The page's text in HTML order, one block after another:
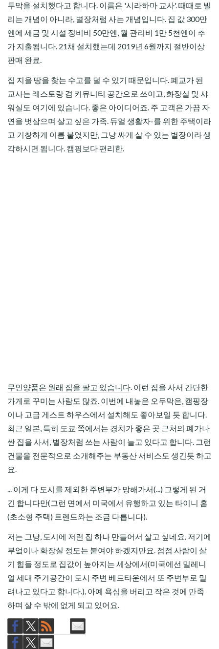
두막을 설치했다고 합니다. 이름은 '시라하마 교사'. 때때로 빌
리는 개념이 아니라, 별장처럼 사는 개념입니다. 집 값 300만
엔에 세금 및 시설 정비비 50만엔, 월 관리비 1만 5천엔이 추
가 지출됩니다. 21채 설치했는데 2019년 6월까지 절반이상
판매 완료.
집 지을 땅을 찾는 수고를 덜 수 있기 때문입니다. 폐교가 된
교사는 레스토랑 겸 커뮤니티 공간으로 쓰이고, 화장실 및 샤
워실도 여기에 있습니다. 좋은 아이디어죠. 주 고객은 가끔 자
연을 벗삼으며 살고 싶은 가족. 듀얼 생활자-를 위한 주택이라
고 거창하게 이름 붙였지만, 그냥 싸게 살 수 있는 별장이라 생
각하시면 됩니다. 캠핑보다 편리한.
무인양품은 원래 집을 팔고 있습니다. 이런 집을 사서 간단한
가게로 꾸미는 사람도 많죠. 이번에 내놓은 오두막은, 캠핑장
이나 고급 게스트 하우스에서 설치해도 좋아보일 듯 합니다.
최근 일본, 특히 도쿄 쪽에서는 경치가 좋은 곳 근처의 폐가나
싼 집을 사서, 별장처럼 쓰는 사람이 늘고 있다고 합니다. 그런
건물을 전문적으로 소개해주는 부동산 서비스도 생긴듯 하고
요.
... 이게 다 도시를 제외한 주변부가 망해가서(...) 그렇게 된 거
긴 합니다만(그런 면에서 미국에서 유행하고 있는 타이니 홈
(초소형 주택) 트렌드와는 조금 다릅니다).
저는 그냥, 도시에 저런 집 하나 만들어서 살고 싶네요. 저기에
부엌이나 화장실 정도는 붙여야 하겠지만요. 점점 사람이 살
기 힘들 정도로 집값이 높아지는 세상에서(미국에선 밀레니
얼 세대 주거공간이 도시 주변 베드타운에서 또 주변부로 밀
려나고 있다고 합니다.), 아예 욕심을 버리고 작은 것에 만족
하며 살 수 밖에 없게 되고 있어요.